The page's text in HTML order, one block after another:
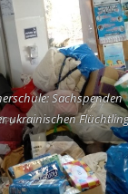
Sachspenden
ukrainischen